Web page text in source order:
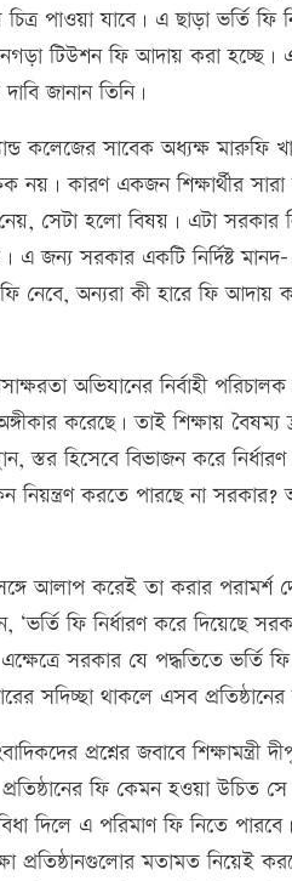
পাওয়া যাবে। এ ছাড়া ভর্তি ফি
টিউশন ফি আদায় করা
জানান তিনি।
কলেজের সাবেক অধ্যক্ষ মারুফি
নয়। কারণ একজন শিক্ষার্থীর
সেটা হলো বিষয়। এটা সরকার
সরকার একটি নির্দিষ্ট মানদ-
নেবে, অন্যরা কী হারে ফি
অভিযানের নির্বাহী
করেছে। তাই শিক্ষায় বৈষম্য
স্তর হিসেবে বিভাজন করে
নিয়ন্ত্রণ করতে পারছে না সরকার?
আলাপ করেই তা করার পরামর্শ
ফি নির্ধারণ করে দিয়েছে
সরকার যে পদ্ধতিতে ভর্তি
সদিচ্ছা থাকলে এসব
প্রশ্নের জবাবে
ফি কেমন হওয়া উচিত
দিলে এ পরিমাণ ফি নিতে
প্রতিষ্ঠানগুলোর মতামত নিয়েই